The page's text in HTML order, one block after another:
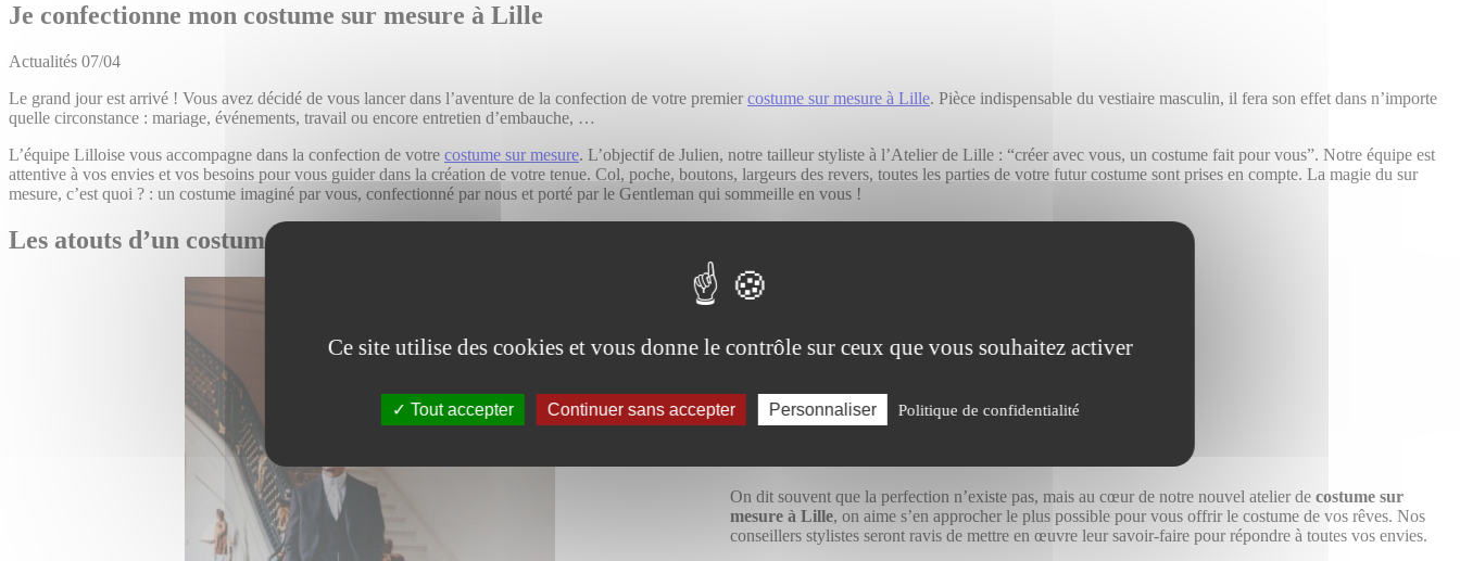
Ce site utilise des cookies et vous donne le contrôle sur ceux que vous souhaitez activer
Tout accepter Continuer sans accepter Personnaliser Politique de confidentialité
Je confectionne mon costume sur mesure à Lille
Actualités 07/04
Le grand jour est arrivé ! Vous avez décidé de vous lancer dans l’aventure de la confection de votre premier costume sur mesure à Lille. Pièce indispensable du vestiaire masculin, il fera son effet dans n’importe
quelle circonstance : mariage, événements, travail ou encore entretien d’embauche, …
L’équipe Lilloise vous accompagne dans la confection de votre costume sur mesure. L’objectif de Julien, notre tailleur styliste à l’Atelier de Lille : “créer avec vous, un costume fait pour vous”. Notre équipe est
attentive à vos envies et vos besoins pour vous guider dans la création de votre tenue. Col, poche, boutons, largeurs des revers, toutes les parties de votre futur costume sont prises en compte. La magie du sur
mesure, c’est quoi ? : un costume imaginé par vous, confectionné par nous et porté par le Gentleman qui sommeille en vous !
Les atouts d’un costume sur mesure dans notre Atelier à Lille
On dit souvent que la perfection n’existe pas, mais au cœur de notre nouvel atelier de costume sur
mesure à Lille, on aime s’en approcher le plus possible pour vous offrir le costume de vos rêves.​ Nos
conseillers stylistes seront ravis de mettre en œuvre leur savoir-faire pour répondre à toutes vos envies.